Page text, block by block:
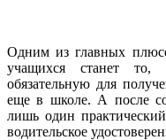
Одним из главных
учащихся станет то,
обязательную для
еще в школе. А после
лишь один
водительское